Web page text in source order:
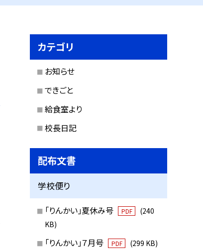
カテゴリ
お知らせ
できごと
給食室より
校長日記
配布文書
学校便り
「りんかい」夏休み号 PDF
(240
KB)
「りんかい」７月号 PDF (299 KB)